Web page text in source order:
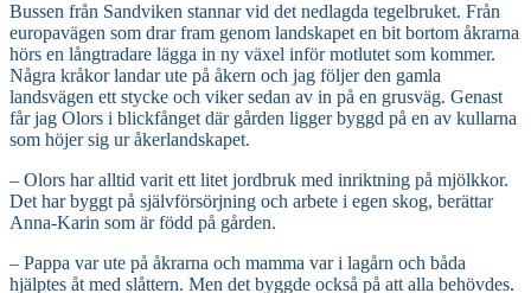
Bussen från Sandviken stannar vid det nedlagda tegelbruket. Från
europavägen som drar fram genom landskapet en bit bortom åkrarna
hörs en långtradare lägga in ny växel inför motlutet som kommer.
Några kråkor landar ute på åkern och jag följer den gamla
landsvägen ett stycke och viker sedan av in på en grusväg. Genast
får jag Olors i blickfånget där gården ligger byggd på en av kullarna
som höjer sig ur åkerlandskapet.
– Olors har alltid varit ett litet jordbruk med inriktning på mjölkkor.
Det har byggt på självförsörjning och arbete i egen skog, berättar
Anna-Karin som är född på gården.
– Pappa var ute på åkrarna och mamma var i lagårn och båda
hjälptes åt med slåttern. Men det byggde också på att alla behövdes.